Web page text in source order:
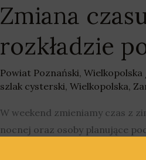
Zmiana
rozkładzie
Powiat Poznański, Wielkopolska
szlak cysterski, Wielkopolska,
W weekend zmieniamy czas z
nocnej oraz osoby planujące